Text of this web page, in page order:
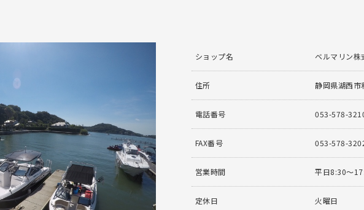
ショップ名 ベルマリン株
住所 静岡県湖西
電話番号 053-578-
FAX番号 053-578-
営業時間 平日8:30～
定休日 火曜日